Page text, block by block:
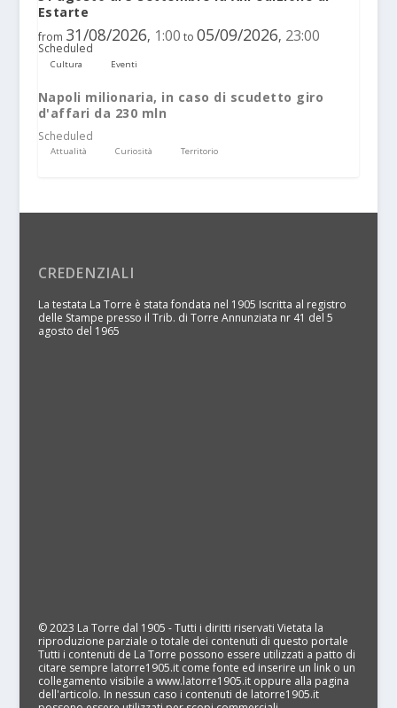
Estarte
from 31/08/2026, 1:00 to 05/09/2026, 23:00
Scheduled
Cultura Eventi
Napoli milionaria, in caso di scudetto giro
d'affari da 230 mln
Scheduled
Attualità Curiosità Territorio
CREDENZIALI
La testata La Torre è stata fondata nel 1905 Iscritta al registro
delle Stampe presso il Trib. di Torre Annunziata nr 41 del 5
agosto del 1965
© 2023 La Torre dal 1905 - Tutti i diritti riservati Vietata la
riproduzione parziale o totale dei contenuti di questo portale
Tutti i contenuti de La Torre possono essere utilizzati a patto di
citare sempre latorre1905.it come fonte ed inserire un link o un
collegamento visibile a www.latorre1905.it oppure alla pagina
dell'articolo. In nessun caso i contenuti de latorre1905.it